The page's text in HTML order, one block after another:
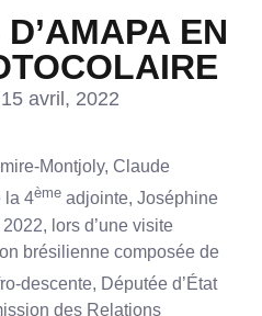
EN
15 avril, 2022
Montjoly, Claude
la 4ème adjointe, Joséphine
lors d’une visite
brésilienne composée de
descente, Députée d’État
des Relations